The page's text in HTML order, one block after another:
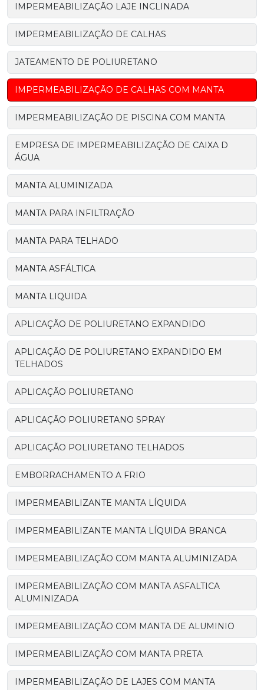
IMPERMEABILIZAÇÃO LAJE INCLINADA
IMPERMEABILIZAÇÃO DE CALHAS
JATEAMENTO DE POLIURETANO
IMPERMEABILIZAÇÃO DE CALHAS COM MANTA
IMPERMEABILIZAÇÃO DE PISCINA COM MANTA
EMPRESA DE IMPERMEABILIZAÇÃO DE CAIXA D
ÁGUA
MANTA ALUMINIZADA
MANTA PARA INFILTRAÇÃO
MANTA PARA TELHADO
MANTA ASFÁLTICA
MANTA LIQUIDA
APLICAÇÃO DE POLIURETANO EXPANDIDO
APLICAÇÃO DE POLIURETANO EXPANDIDO EM
TELHADOS
APLICAÇÃO POLIURETANO
APLICAÇÃO POLIURETANO SPRAY
APLICAÇÃO POLIURETANO TELHADOS
EMBORRACHAMENTO A FRIO
IMPERMEABILIZANTE MANTA LÍQUIDA
IMPERMEABILIZANTE MANTA LÍQUIDA BRANCA
IMPERMEABILIZAÇÃO COM MANTA ALUMINIZADA
IMPERMEABILIZAÇÃO COM MANTA ASFALTICA
ALUMINIZADA
IMPERMEABILIZAÇÃO COM MANTA DE ALUMINIO
IMPERMEABILIZAÇÃO COM MANTA PRETA
IMPERMEABILIZAÇÃO DE LAJES COM MANTA